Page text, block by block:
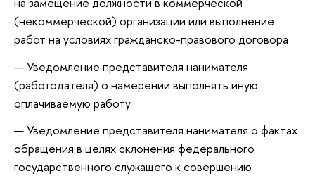
(некоммерческой) организации или выполнение
работ на условиях гражданско-правового договора
Уведомление представителя нанимателя
(работодателя) о намерении выполнять иную
оплачиваемую работу
Уведомление представителя нанимателя о фактах
обращения в целях склонения федерального
государственного служащего к совершению